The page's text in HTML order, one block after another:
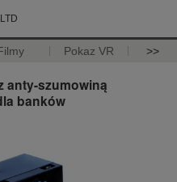
Pokaz VR >>
anty-szumowiną
banków